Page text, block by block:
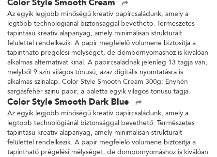
Color Style Smooth Cream
Az egyik legjobb minőségű kreatív papírcsaládunk, amely a
legtöbb technológiánál biztonsággal bevethető. Természetes
tapintású kreatív alapanyag, amely minimálisan strukturált
felülettel rendelkezik. A papír megfelelő volumene biztosítja a
tapintható prégelési mélységet, de dombornyomáshoz is kiválóan
alkalmas alternatívát kínál. A papírcsaládnak jelenleg 13 tagja van,
melyből 9 szín világos tónusú, azaz digitális nyomtatásra is
alkalmas színalap. Color Style Smooth Cream 300g: Enyhén
sárgásfehér színű papír, a paletta egyik világos tónusú tagja.
Color Style Smooth Dark Blue
Az egyik legjobb minőségű kreatív papírcsaládunk, amely a
legtöbb technológiánál biztonsággal bevethető. Természetes
tapintású kreatív alapanyag, amely minimálisan strukturált
felülettel rendelkezik. A papír megfelelő volumene biztosítja a
tapintható prégelési mélységet, de dombornyomáshoz is kiválóan